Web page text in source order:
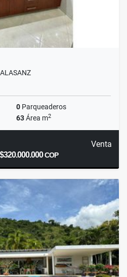
0 Parqueaderos
63Área m2
Venta
$320.000.000COP